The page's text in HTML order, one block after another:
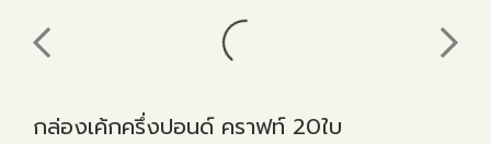
กล่องเค้กครึ่งปอนด์ คราฟท์ 20ใบ